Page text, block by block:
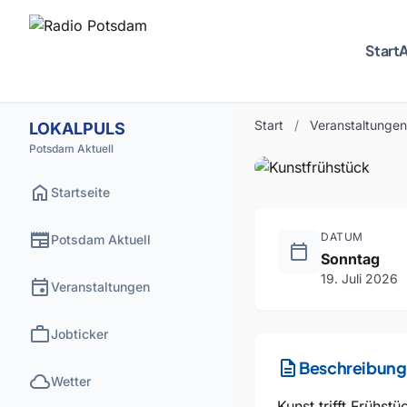
Start
LOKALPULS
Potsdam Aktuell
home Startseite
newspaperPotsdam Aktuell
eventVeranstaltungen
workJobticker
cloudWetter
Start / Veranstaltungen
calendar_today
DATUM
Sonntag
19. Juli 2026
description Beschreibung